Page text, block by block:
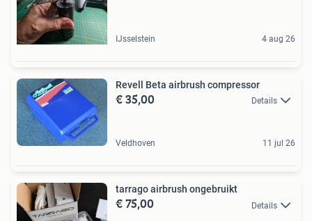
IJsselstein 4 aug 26
Revell Beta airbrush compressor
€ 35,00 Details
Veldhoven 11 jul 26
tarrago airbrush ongebruikt
€ 75,00 Details